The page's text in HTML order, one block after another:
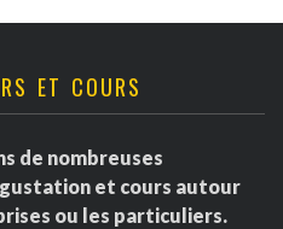
ET COURS
de nombreuses
et cours autour
ou les particuliers.